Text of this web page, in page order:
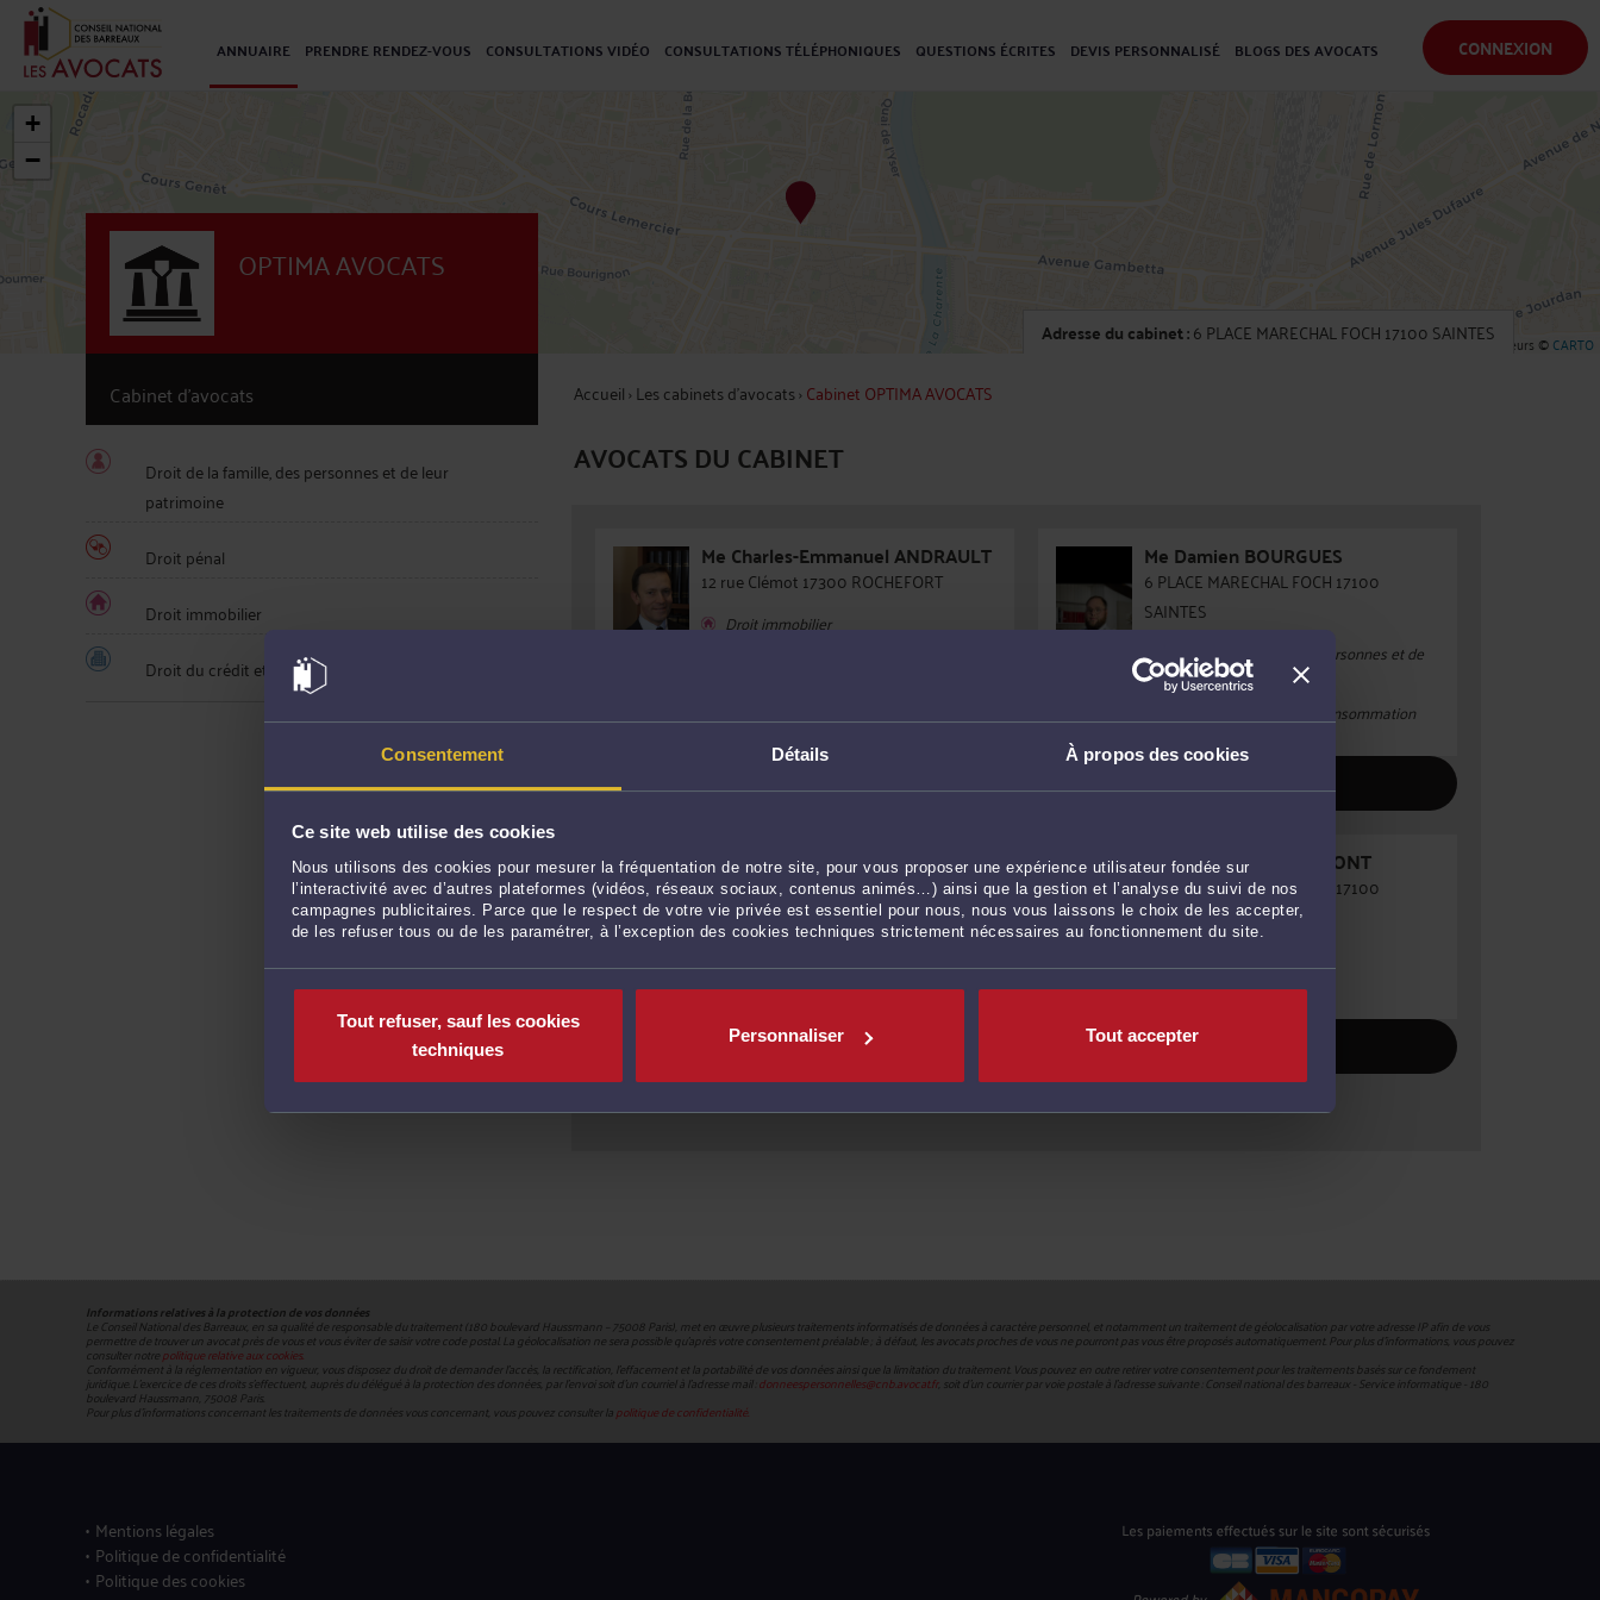
Consentement Détails À propos des cookies
Ce site web utilise des cookies
Nous utilisons des cookies pour mesurer la fréquentation de notre site, pour vous proposer une expérience utilisateur fondée sur
l’interactivité avec d’autres plateformes (vidéos, réseaux sociaux, contenus animés…) ainsi que la gestion et l’analyse du suivi de nos
campagnes publicitaires. Parce que le respect de votre vie privée est essentiel pour nous, nous vous laissons le choix de les accepter,
de les refuser tous ou de les paramétrer, à l’exception des cookies techniques strictement nécessaires au fonctionnement du site.
Tout refuser, sauf les cookies
techniques
Personnaliser Tout accepter
CONNEXION
ANNUAIRE PRENDRE RENDEZ-VOUS CONSULTATIONS VIDÉO CONSULTATIONS TÉLÉPHONIQUES QUESTIONS ÉCRITES DEVIS PERSONNALISÉ BLOGS DES AVOCATS
+
−
Leaflet| ©OpenStreetMapcontributeurs ©CARTO
OPTIMA AVOCATS
Cabinet d’avocats
Adresse du cabinet :6 PLACE MARECHAL FOCH 17100 SAINTES
Droit de la famille, des personnes et de leur
patrimoine
Droit pénal
Droit immobilier
Droit du crédit et de la consommation
Accueil ›Les cabinets d’avocats›Cabinet OPTIMA AVOCATS
AVOCATS DU CABINET
Me Charles-Emmanuel ANDRAULT
12 rue Clémot 17300 ROCHEFORT
Droit immobilier
VOIR PROFIL
Me Damien BOURGUES
6 PLACE MARECHAL FOCH 17100
SAINTES
Droit de la famille, des personnes et de
leur patrimoine
Droit du crédit et de la consommation
Droit pénal
VOIR PROFIL
MeBlanche ROUXEL
6 PLACE MARECHAL FOCH 17100
SAINTES
leur patrimoine
VOIR PROFIL
MePhilippe-Henri LAFONT
6 PLACE MARECHAL FOCH 17100
SAINTES
Informations relatives à la protection de vos données
Le Conseil National des Barreaux, en sa qualité de responsable du traitement (180 boulevard Haussmann – 75008 Paris), met en œuvre plusieurs traitements informatisés de données à caractère personnel, et notamment un traitement de géolocalisation par votre adresse IP afin de vous
permettre de trouver un avocat près de vous et vous éviter de saisir votre code postal. La géolocalisation ne sera possible qu’après votre consentement préalable ; à défaut, les avocats proches de vous ne pourront pas vous être proposés automatiquement. Pour plus d’informations, vous pouvez
consulter notrepolitique relative aux cookies.
Conformément à la réglementation en vigueur, vous disposez du droit de demander l'accès, la rectification, l’effacement et la portabilité de vos données ainsi que la limitation du traitement. Vous pouvez en outre retirer votre consentement pour les traitements basés sur ce fondement
juridique. L’exercice de ces droits s’effectuent, auprès du délégué à la protection des données, par l’envoi soit d’un courriel à l’adresse mail : donneespersonnelles@cnb.avocat.fr, soit d’un courrier par voie postale à l’adresse suivante : Conseil national des barreaux - Service informatique - 180
boulevard Haussmann, 75008 Paris.
Pour plus d’informations concernant les traitements de données vous concernant, vous pouvez consulter lapolitique de confidentialité.
Mentions légales
Politique de confidentialité
Politique des cookies